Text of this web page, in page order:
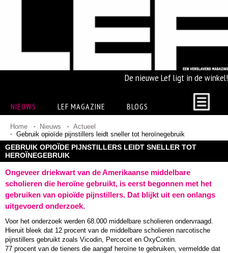
De nieuwe Lef ligt in de winkel!
NIEUWS LEF MAGAZINE BLOGS
Home Nieuws
Actueel
Gebruik opioïde pijnstillers leidt sneller tot heroïnegebruik
GEBRUIK OPIOÏDE PIJNSTILLERS LEIDT SNELLER TOT
HEROÏNEGEBRUIK
Ongeveer driekwart van de Amerikaanse middelbare
scholieren die heroïne gebruikt, is eerst begonnen met het
gebruiken van opioïde pijnstillers. Dat blijkt uit een onlangs
uitgevoerd onderzoek.
Voor het onderzoek werden 68.000 middelbare scholieren ondervraagd.
Hieruit bleek dat 12 procent van de middelbare scholieren narcotische
pijnstillers gebruikt zoals Vicodin, Percocet en OxyContin.
77 procent van de tieners die aangaf heroïne te gebruiken, vermeldde dat